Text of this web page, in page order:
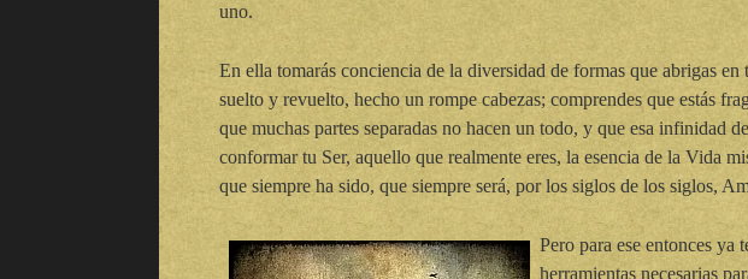
uno.
En ella tomarás conciencia de la diversidad de formas que abrigas en
suelto y revuelto, hecho un rompe cabezas; comprendes que estás
que muchas partes separadas no hacen un todo, y que esa infinidad
conformar tu Ser, aquello que realmente eres, la esencia de la Vida
que siempre ha sido, que siempre será, por los siglos de los siglos,
Pero para ese entonces ya
herramientas necesarias